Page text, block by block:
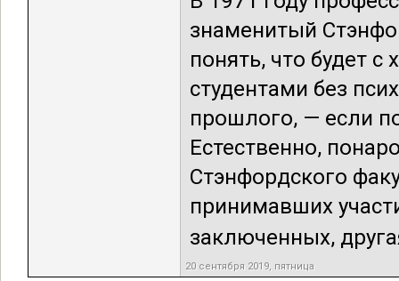
знаменитый
понять, что будет
студентами без
прошлого, — если
Естественно,
Стэнфордского
принимавших
заключенных,
20 сентября 2019, пятница